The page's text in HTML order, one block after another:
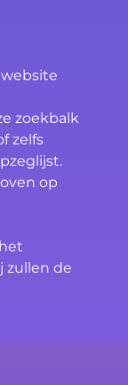
zoekbalk
zelfs
op
zullen de